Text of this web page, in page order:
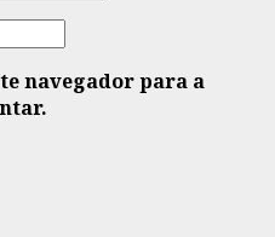
navegador para a